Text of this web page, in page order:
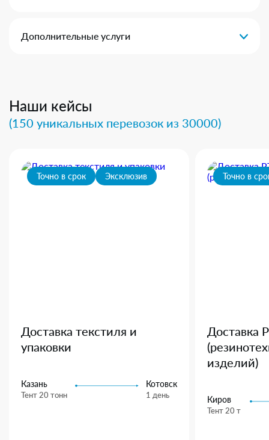
Дополнительные услуги
Наши кейсы
(150 уникальных перевозок из 30000)
Точно в срок Эксклюзив
Доставка текстиля и
упаковки
Казань
Тент 20 тонн
Котовск
1 день
Точно в
Доставка
изделий)
Киров
Тент 20 т